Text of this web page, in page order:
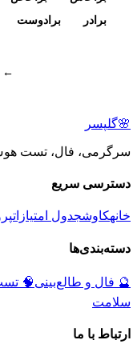
برادر
برادوست
←
🌸گلپسر
سرگرمی، فال، تست
دسترسی سریع
خانهکاوشجدول امتیازات
دسته‌بندی‌ها
🔮 فال و طالع‌بینی🧠
سلامت
ارتباط با ما